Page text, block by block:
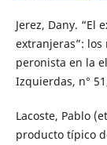
Jerez, Dany. “El
extranjeras”:
peronista en la
Izquierdas, n°
Lacoste, Pablo
producto típico